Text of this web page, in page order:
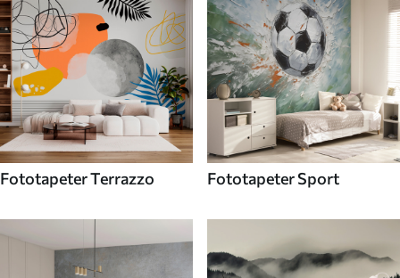
Fototapeter Terrazzo Fototapeter Sport